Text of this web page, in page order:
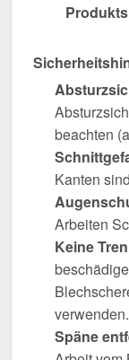
beachten
Kanten
Arbeiten
Keine
verwenden.
Späne